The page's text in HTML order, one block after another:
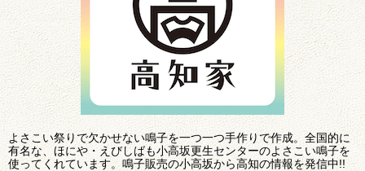
よさこい祭りで欠かせない鳴子を一つ一つ手作りで作成。全国的に
有名な、ほにや・えびしばも小高坂更生センターのよさこい鳴子を
使ってくれています。鳴子販売の小高坂から高知の情報を発信中!!